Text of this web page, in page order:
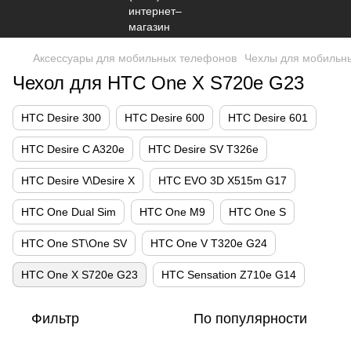
Аксессуары для мобильных телефонов Чехлы для
Чехол для HTC One X S720e G23
HTC Desire 300 HTC Desire 600 HTC Desire 601
HTC Desire C A320e HTC Desire SV T326e
HTC Desire V\Desire X HTC EVO 3D X515m G17
HTC One Dual Sim HTC One M9 HTC One S
HTC One ST\One SV HTC One V T320e G24
HTC One X S720e G23 HTC Sensation Z710e G14
Фильтр По популярности